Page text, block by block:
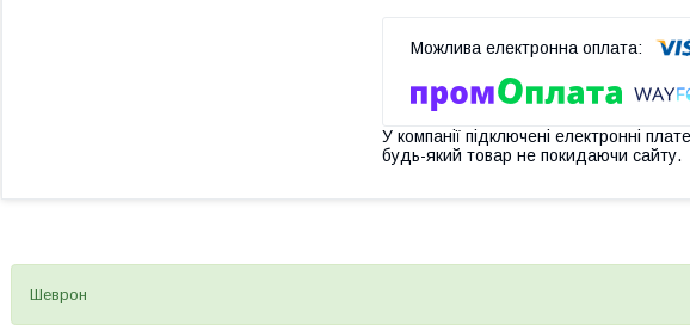
У компанії підключені електронні
будь-який товар не покидаючи сайту.
Шеврон